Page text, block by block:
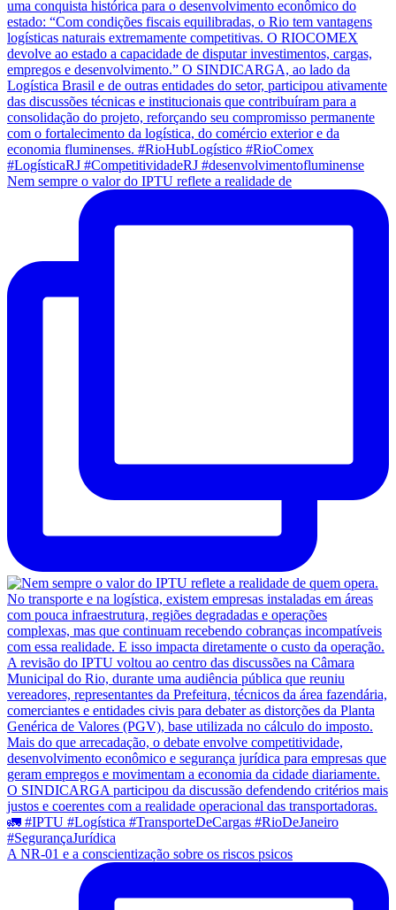
Nem sempre o valor do IPTU reflete a realidade de
A NR-01 e a conscientização sobre os riscos psicos